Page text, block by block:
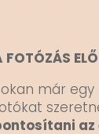
FOTÓZÁS
már
az